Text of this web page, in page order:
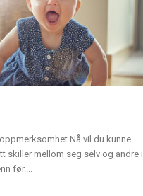
Nå vil du kunne
skiller mellom seg selv og andre i
før....